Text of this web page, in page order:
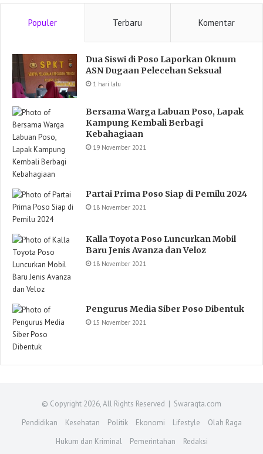
Populer Terbaru Komentar
Dua Siswi di Poso Laporkan Oknum
ASN Dugaan Pelecehan Seksual
1 hari lalu
Bersama Warga Labuan Poso, Lapak
Kampung Kembali Berbagi
Kebahagiaan
19 November 2021
Partai Prima Poso Siap di Pemilu 2024
18 November 2021
Kalla Toyota Poso Luncurkan Mobil
Baru Jenis Avanza dan Veloz
18 November 2021
Pengurus Media Siber Poso Dibentuk
15 November 2021
© Copyright 2026, All Rights Reserved | Swaraqta.com
Pendidikan
Kesehatan Politik Ekonomi Lifestyle
Olah Raga
Hukum dan Kriminal
Pemerintahan Redaksi